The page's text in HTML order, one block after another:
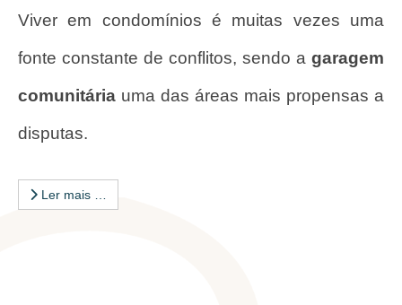
Viver em condomínios é muitas vezes uma
fonte constante de conflitos, sendo a garagem
comunitária uma das áreas mais propensas a
disputas.
Ler mais …